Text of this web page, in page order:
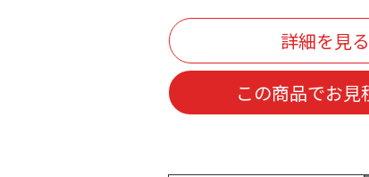
詳細を見る
この商品でお見